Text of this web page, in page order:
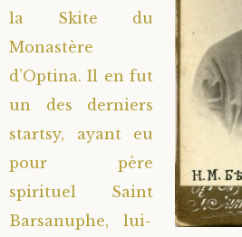
Saint Hilarion (Troïtski)
Saint Jean de Kronstadt
Saint Laurent de
Saint Nikon d’Optina
Saint Seraphim de Sarov
Métropolite Zénobe
Archimandrite Adrien
Archimandrite Alipi
Archimandrite
Archimandrite
Higoumène Boris
Famille spirituelle
Portraits
la Skite du
Monastère
d’Optina. Il en fut
un des derniers
startsy, ayant eu
pour père
spirituel Saint
Barsanuphe, lui-